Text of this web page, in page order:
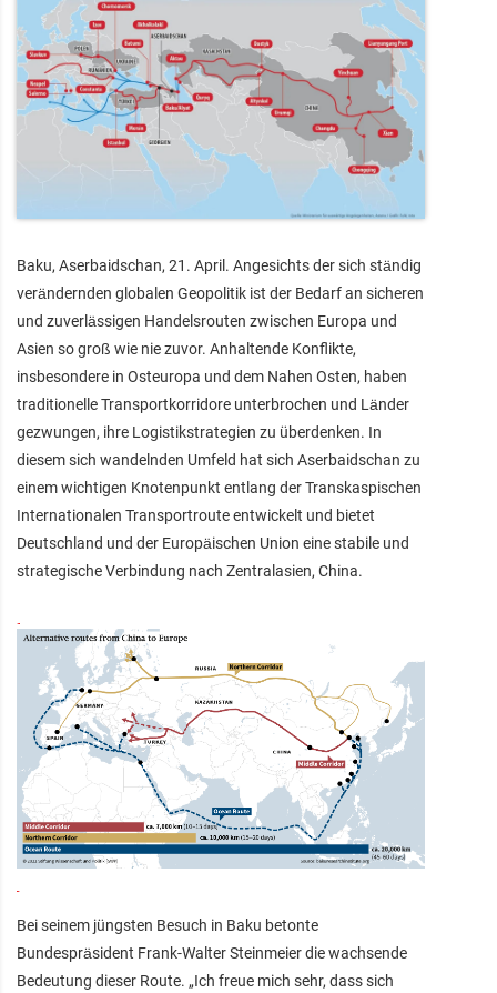
Baku, Aserbaidschan, 21. April. Angesichts der sich ständig
verändernden globalen Geopolitik ist der Bedarf an sicheren
und zuverlässigen Handelsrouten zwischen Europa und
Asien so groß wie nie zuvor. Anhaltende Konflikte,
insbesondere in Osteuropa und dem Nahen Osten, haben
traditionelle Transportkorridore unterbrochen und Länder
gezwungen, ihre Logistikstrategien zu überdenken. In
diesem sich wandelnden Umfeld hat sich Aserbaidschan zu
einem wichtigen Knotenpunkt entlang der Transkaspischen
Internationalen Transportroute entwickelt und bietet
Deutschland und der Europäischen Union eine stabile und
strategische Verbindung nach Zentralasien, China.
Bei seinem jüngsten Besuch in Baku betonte
Bundespräsident Frank-Walter Steinmeier die wachsende
Bedeutung dieser Route. „Ich freue mich sehr, dass sich